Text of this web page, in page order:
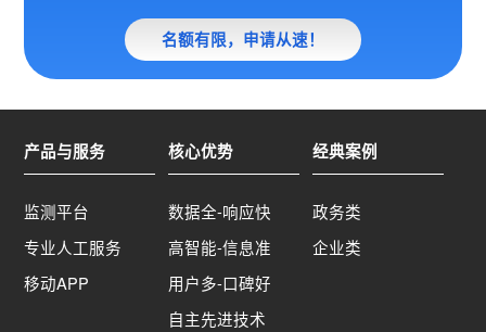
名额有限，申请从速！
产品与服务
监测平台
专业人工服务
移动APP
核心优势
数据全-响应快
高智能-信息准
用户多-口碑好
自主先进技术
经典案例
政务类
企业类